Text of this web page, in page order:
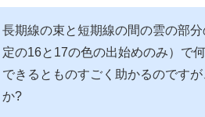
長期線の束と短期線の間の雲の部
定の16と17の色の出始めのみ）で
できるとものすごく助かるのです
か?